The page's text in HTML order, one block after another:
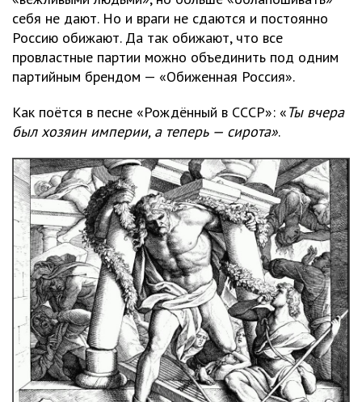
себя не дают. Но и враги не сдаются и постоянно
Россию обижают. Да так обижают, что все
провластные партии можно объединить под одним
партийным брендом — «Обиженная Россия».
Как поётся в песне «Рождённый в СССР»: «Ты вчеpа
был хозяин импеpии, а тепеpь — сиpота».